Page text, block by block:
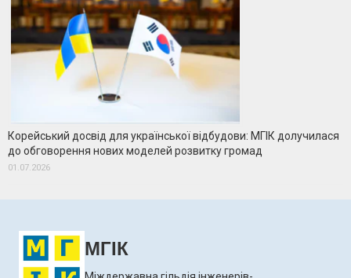
Корейський досвід для української відбудови: МГІК долучилася
до обговорення нових моделей розвитку громад
01.07.2026
МГІК